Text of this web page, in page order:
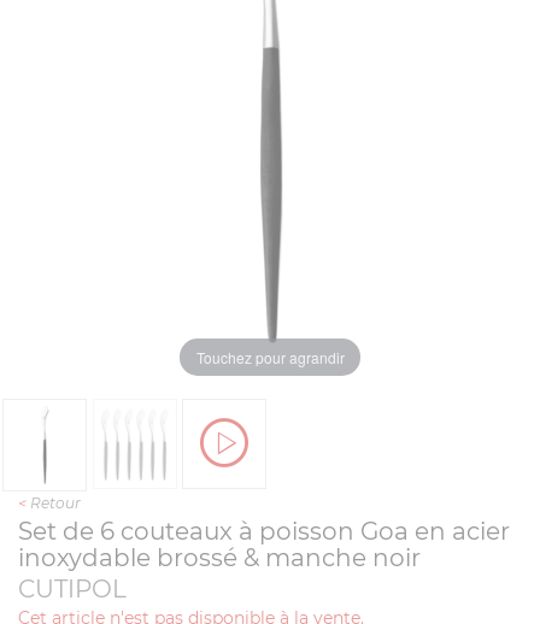
Touchez pour agrandir
< Retour
Set de 6 couteaux à poisson Goa en acier
inoxydable brossé & manche noir
CUTIPOL
Cet article n'est pas disponible à la vente.